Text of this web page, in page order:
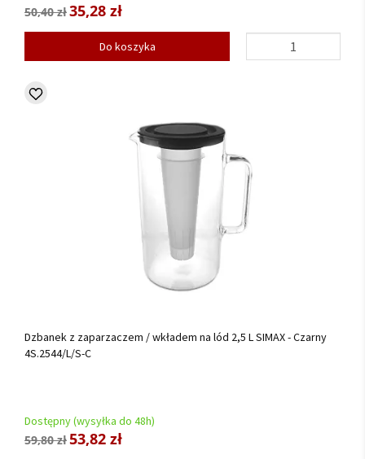
50,40 zł35,28 zł
Do koszyka
Dzbanek z zaparzaczem / wkładem na lód 2,5 L SIMAX - Czarny
4S.2544/L/S-C
Dostępny (wysyłka do 48h)
59,80 zł53,82 zł